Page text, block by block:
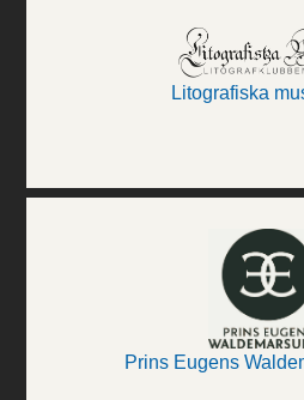
Litografiska
Prins Eugens